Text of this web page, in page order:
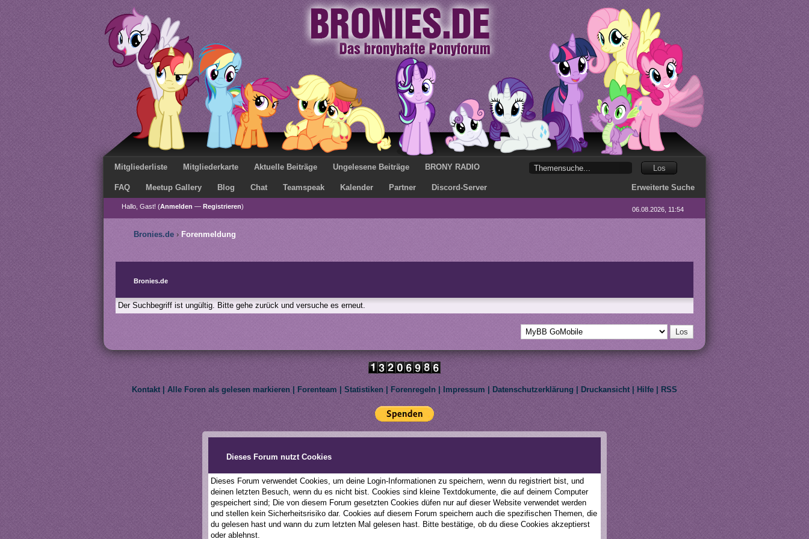
Dieses Forum nutzt Cookies
Dieses Forum verwendet Cookies, um deine Login-Informationen zu speichern, wenn du registriert bist, und
deinen letzten Besuch, wenn du es nicht bist. Cookies sind kleine Textdokumente, die auf deinem Computer
gespeichert sind; Die von diesem Forum gesetzten Cookies düfen nur auf dieser Website verwendet werden
und stellen kein Sicherheitsrisiko dar. Cookies auf diesem Forum speichern auch die spezifischen Themen, die
du gelesen hast und wann du zum letzten Mal gelesen hast. Bitte bestätige, ob du diese Cookies akzeptierst
oder ablehnst.
Mitgliederliste Mitgliederkarte Aktuelle Beiträge Ungelesene Beiträge BRONY RADIO
FAQ Meetup Gallery Blog Chat Teamspeak Kalender Partner Discord-Server Erweiterte Suche
Hallo, Gast! (Anmelden — Registrieren) 06.08.2026, 11:54
Bronies.de › Forenmeldung
Bronies.de
Der Suchbegriff ist ungültig. Bitte gehe zurück und versuche es erneut.
Kontakt Alle Foren als gelesen markieren Forenteam Statistiken |Forenregeln Impressum Datenschutzerklärung Druckansicht| Hilfe RSS
We do not own My Little Pony: Friendship Is Magic. We are not affiliated with Hasbro Inc. All rights reserved to their respective owners.
This forum usesLukasz TkaczMyBB addons.